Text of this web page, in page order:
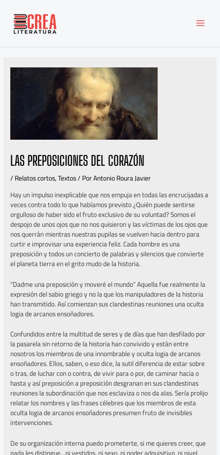
contenido
LAS PREPOSICIONES DEL CORAZÓN
/Relatos cortos,Textos/ PorAntonio Roura Javier
Hay un impulso inexplicable que nos empuja en todas las encrucijadas a
veces contra todo lo que habíamos previsto ¿Quién puede sentirse
orgulloso de haber sido el fruto exclusivo de su voluntad? Somos el
despojo de unos ojos que no nos quisieron y las víctimas de los ojos que
nos querrán mientras nuestras pupilas se vuelven hacia dentro para
curtir e improvisar una experiencia feliz. Cada hombre es una
preposición y todos un concierto de palabras y silencios que convierte
el planeta tierra en el grito mudo de la historia.
“Dadme una preposición y moveré el mundo” Aquella fue realmente la
expresión del sabio griego y no la que los manipuladores de la historia
han transmitido. Así comienzan sus clandestinas reuniones una oculta
logia de arcanos ensoñadores.
Confundidos entre la multitud de seres y de días que han desfilado por
la pasarela sin retorno de la historia han convivido y están entre
nosotros los miembros de una innombrable y oculta logia de arcanos
ensoñadores. Ellos, saben, o eso dice, la sutil diferencia de estar sobre
o tras, de luchar con o contra, de vivir para o por, de caminar hacia o
hasta y así preposición a preposición desgranan en sus clandestinas
reuniones la subordinación que nos esclaviza o nos da alas. Sería prolijo
relatar los nombres y las frases célebres que los miembros de esta
oculta logia de arcanos ensoñadores presumen fruto de invisibles
intervenciones.
De su organización interna puedo prometerte, si me quieres creer, que